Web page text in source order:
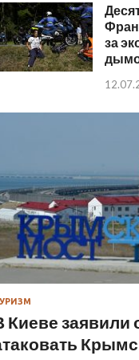
за
Киеве заявили